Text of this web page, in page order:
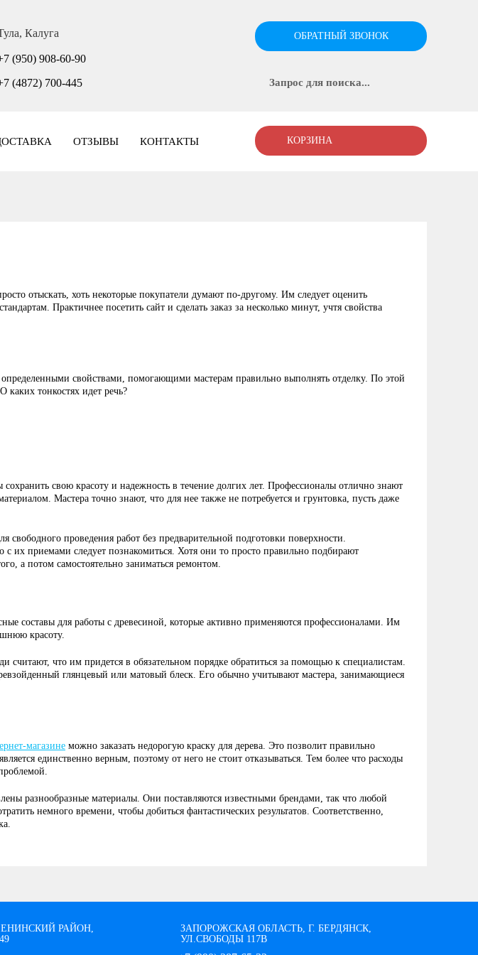
Калуга
(950) 908-60-90
(4872) 700-445
ОБРАТНЫЙ ЗВОНОК
ОТЗЫВЫ КОНТАКТЫ КОРЗИНА
отыскать, хоть некоторые покупатели думают по-другому. Им следует оценить
Практичнее посетить сайт и сделать заказ за несколько минут, учтя свойства
определенными свойствами, помогающими мастерам правильно выполнять отделку. По этой
тонкостях идет речь?
свою красоту и надежность в течение долгих лет. Профессионалы отлично знают
Мастера точно знают, что для нее также не потребуется и грунтовка, пусть даже
свободного проведения работ без предварительной подготовки поверхности.
их приемами следует познакомиться. Хотя они то просто правильно подбирают
а потом самостоятельно заниматься ремонтом.
составы для работы с древесиной, которые активно применяются профессионалами. Им
красоту.
что им придется в обязательном порядке обратиться за помощью к специалистам.
глянцевый или матовый блеск. Его обычно учитывают мастера, занимающиеся
магазине можно заказать недорогую краску для дерева. Это позволит правильно
единственно верным, поэтому от него не стоит отказываться. Тем более что расходы
разнообразные материалы. Они поставляются известными брендами, так что любой
немного времени, чтобы добиться фантастических результатов. Соответственно,
РАЙОН,
ЗАПОРОЖСКАЯ ОБЛАСТЬ, Г. БЕРДЯНСК,
УЛ.СВОБОДЫ 117В